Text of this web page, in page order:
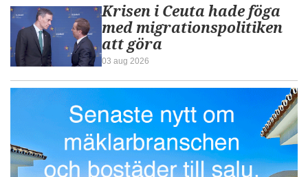
Krisen i Ceuta hade föga
med migrationspolitiken
att göra
03 aug 2026